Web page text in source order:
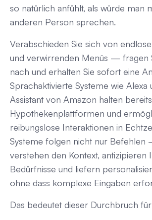
so natürlich anfühlt, als würde man
anderen Person sprechen.
Verabschieden Sie sich von
und verwirrenden Menüs — fragen
nach und erhalten Sie sofort eine
Sprachaktivierte Systeme wie Alexa
Assistant von Amazon halten
Hypothekenplattformen und
reibungslose Interaktionen in
Systeme folgen nicht nur Befehlen
verstehen den Kontext, antizipieren
Bedürfnisse und liefern
ohne dass komplexe Eingaben
Das bedeutet dieser Durchbruch für